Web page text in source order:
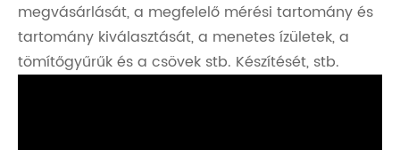
megvásárlását, a megfelelő mérési tartomány és
tartomány kiválasztását, a menetes ízületek, a
tömítőgyűrűk és a csövek stb. Készítését, stb.